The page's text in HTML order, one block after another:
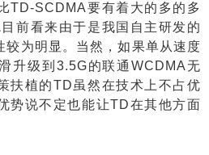
TD-SCDMA要有着大的多的多
目前看来由于是我国自主研发的
较为明显。当然，如果单从速度
升级到 3.5G的联通WCDMA无
扶植的TD虽然在技术上不占优
势说不定也能让TD在其他方面